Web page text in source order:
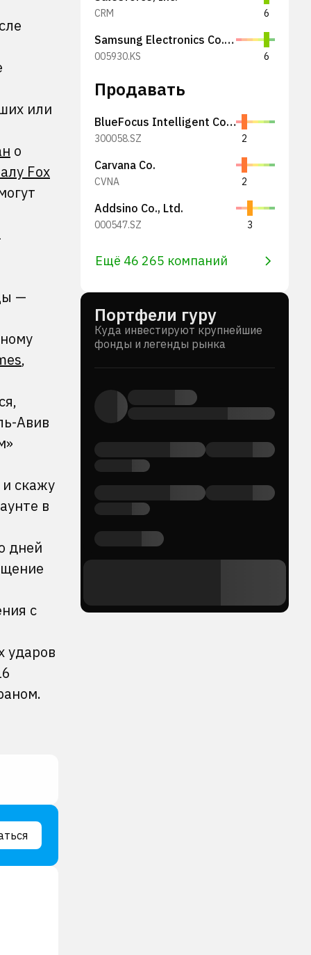
или
о
Fox
—
,
Авив
скажу
в
дней
с
ударов
CRM 6
Samsung Electronics Co., Ltd.
005930.KS 6
Продавать
BlueFocus Intelligent Communications Group Co., Ltd.
300058.SZ 2
Carvana Co.
CVNA 2
Addsino Co., Ltd.
000547.SZ 3
Ещё 46 265 компаний
Портфели гуру
Куда инвестируют крупнейшие
фонды и легенды рынка